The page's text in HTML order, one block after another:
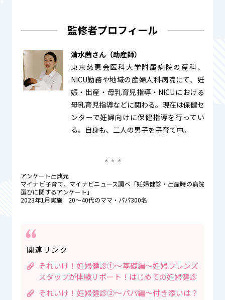
監修者プロフィール
清水茜さん（助産師）
東京慈恵会医科大学附属病院の産科、
NICU勤務や地域の産婦人科病院にて、妊
娠・出産・母乳育児指導・NICUにおける
母乳育児指導などに関わる。現在は保健セ
ンターで妊婦向けに保健指導を行ってい
る。自身も、二人の男子を子育て中。
アンケート出典元
マイナビ子育て、マイナビニュース調べ「妊婦健診・出産時の病院
選びに関するアンケート」
2023年1月実施 20〜40代のママ・パパ300名
関連リンク
それいけ！妊婦健診①〜基礎編〜妊婦フレンズ
スタッフが体験リポート！はじめての妊婦健診
それいけ！妊婦健診②〜パパ編〜付き添いは？